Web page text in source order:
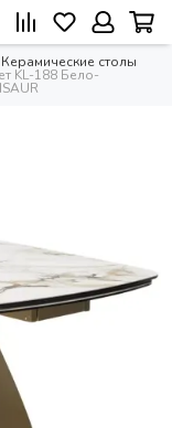
Керамические столы
KL-188 Бело-